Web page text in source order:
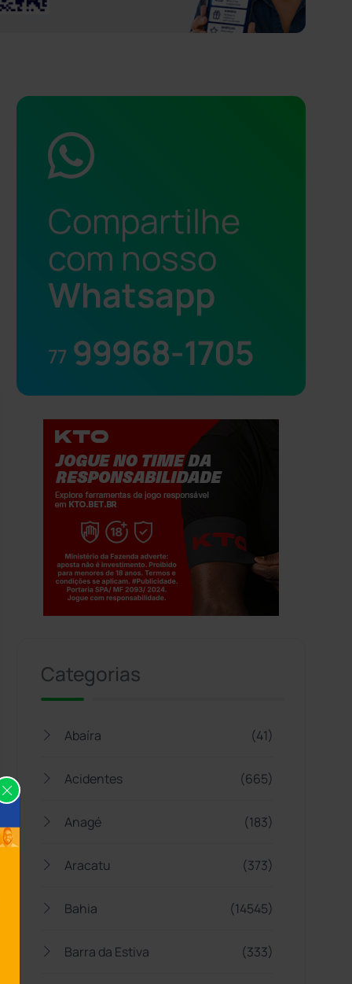
Compartilhe
com nosso
Whatsapp
77 99968-1705
Categorias
Abaíra (41)
Acidentes (665)
Anagé (183)
Aracatu (373)
Bahia (14545)
Barra da Estiva (333)